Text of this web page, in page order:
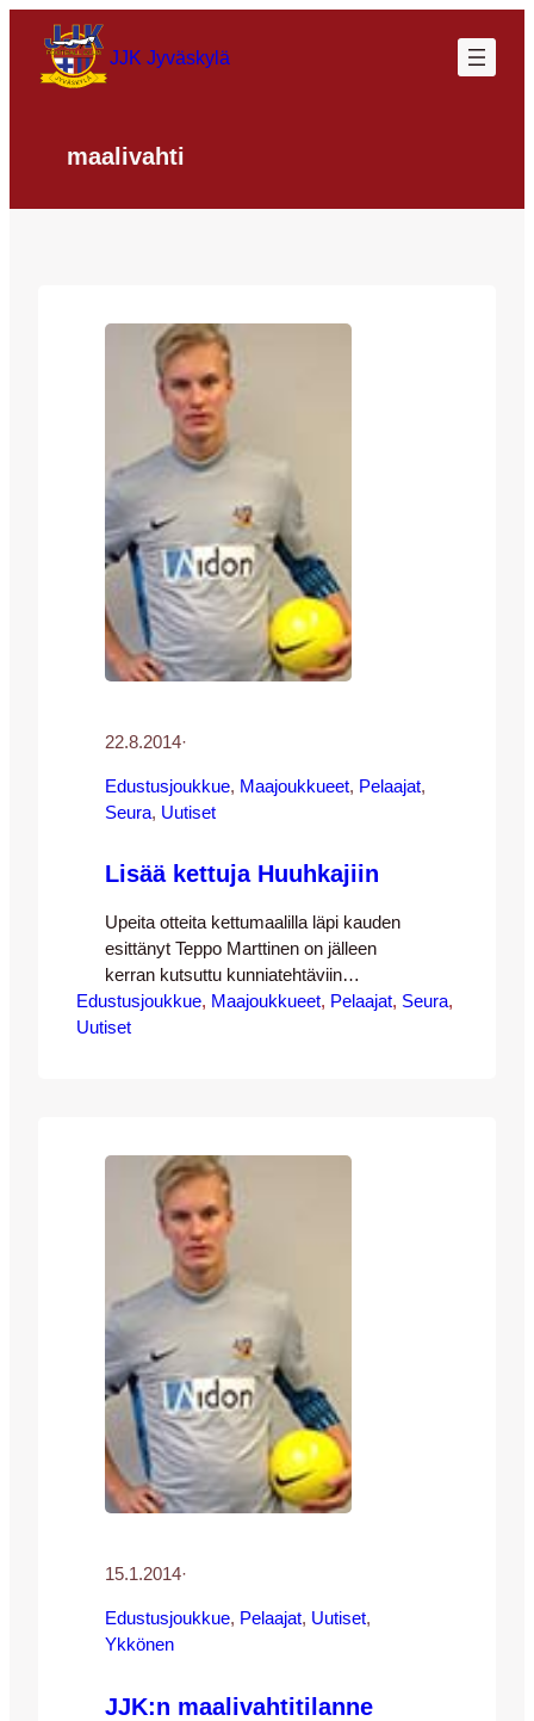
sisältöön
JJK Jyväskylä
maalivahti
22.8.2014·
Edustusjoukkue, Maajoukkueet, Pelaajat
Seura, Uutiset
Lisää kettuja Huuhkajiin
Upeita otteita kettumaalilla läpi kauden
esittänyt Teppo Marttinen on jälleen
kerran kutsuttu kunniatehtäviin
edustamaan Suomen sinivalkoisia värejä.
Entistäkin merkittävämmän valinnasta
Kevään korvilla 17 vuotta täyttänyt
nuorukainen kohtaa kaksoismaaottelussa
Kreikan. Ensimmäinen ottelu pelataan
Lohjalla…
Edustusjoukkue, Maajoukkueet, Pelaajat, Seura
Uutiset
15.1.2014·
Edustusjoukkue, Pelaajat, Uutiset
Ykkönen
JJK:n maalivahtitilanne